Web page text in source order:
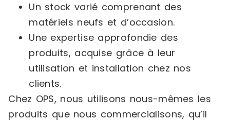
Un stock varié comprenant des
matériels neufs et d’occasion.
Une expertise approfondie des
produits, acquise grâce à leur
utilisation et installation chez nos
clients.
Chez OPS, nous utilisons nous-mêmes les
produits que nous commercialisons, qu’il